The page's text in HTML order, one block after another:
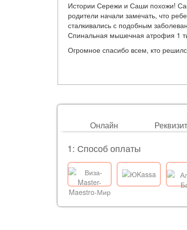
Истории Сережи и Саши похожи!
родители начали замечать, что
сталкивались с подобным
Спинальная мышечная атрофия 1
Огромное спасибо всем, кто
Онлайн
1: Способ оплаты